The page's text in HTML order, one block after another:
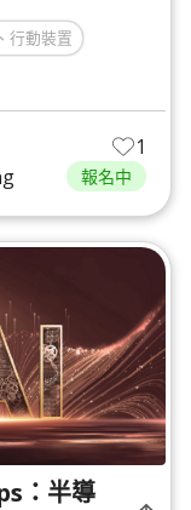
行動裝置
1
報名中
：半導